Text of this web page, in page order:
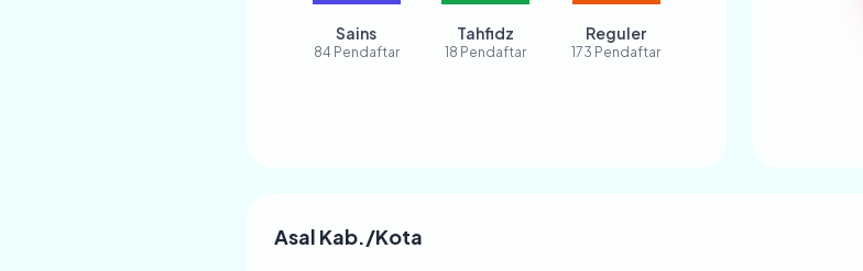
Sains
84 Pendaftar
Tahfidz
18 Pendaftar
Reguler
173 Pendaftar
Asal Kab./Kota